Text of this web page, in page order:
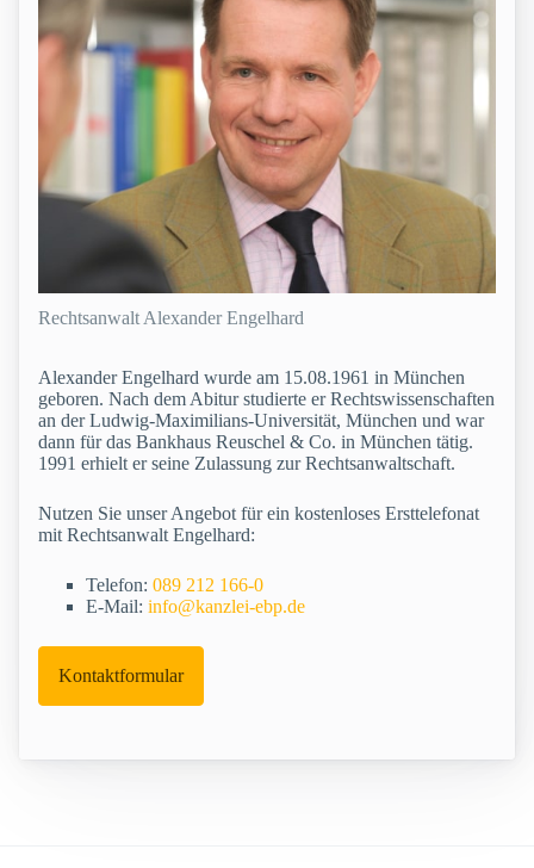
Rechtsanwalt Alexander Engelhard
Alexander Engelhard wurde am 15.08.1961 in München
geboren. Nach dem Abitur studierte er Rechtswissenschaften
an der Ludwig-Maximilians-Universität, München und war
dann für das Bankhaus Reuschel & Co. in München tätig.
1991 erhielt er seine Zulassung zur Rechtsanwaltschaft.
Nutzen Sie unser Angebot für ein kostenloses Ersttelefonat
mit Rechtsanwalt Engelhard:
Telefon: 089 212 166-0
E-Mail: info@kanzlei-ebp.de
Kontaktformular